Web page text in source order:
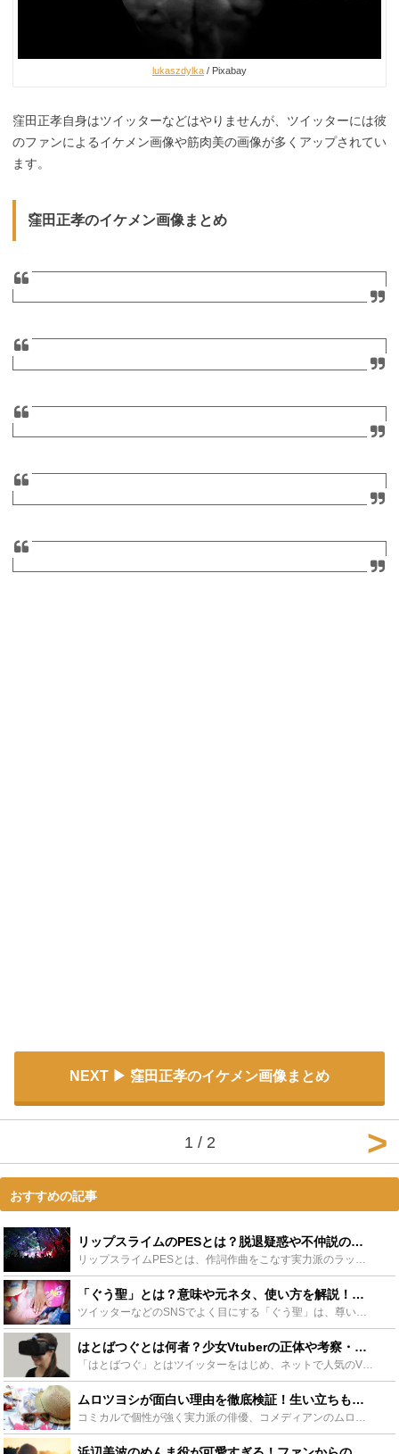
lukaszdylka / Pixabay
窪田正孝自身はツイッターなどはやりませんが、ツイッターには彼
のファンによるイケメン画像や筋肉美の画像が多くアップされてい
ます。
窪田正孝のイケメン画像まとめ
NEXT 窪田正孝のイケメン画像まとめ
1 / 2
おすすめの記事
リップスライムのPESとは？脱退疑惑や不仲説の真相、ツイッターの暴露発言 - Leisurego(レジャーゴー)
リップスライムPESとは、作詞作曲をこなす実力派のラッパーです。明るい歌声や刺青がよく話題になります。リップスライムのメンバーとは不仲説があり、活動停止を知らされていなかったとツイッターで発言してい...
「ぐう聖」とは？意味や元ネタ、使い方を解説！ぐう聖と呼ばれる人物も！ - Leisurego(レジャーゴー)
ツイッターなどのSNSでよく目にする「ぐう聖」は、尊いものに出会った表現方法として一般的に広まりつつあります。そんな「ぐう聖」には、じつは意外な誕生の由来がありました。ここでは、「ぐう聖」の使い方や...
はとばつぐとは何者？少女Vtuberの正体や考察・都市伝説など徹底紹介 - Leisurego(レジャーゴー)
「はとばつぐ」とはツイッターをはじめ、ネットで人気のVtuberです。これまでのVtuberとは違う独特な動画スタイルが特徴で、考察が考察を呼び一時期ツイッターのトレンドに上がるほど話題となりました...
ムロツヨシが面白い理由を徹底検証！生い立ちも影響？広すぎる交友関係も紹介 - Leisurego(レジャーゴー)
コミカルで個性が強く実力派の俳優、コメディアンのムロツヨシ。世間からも業界からも愛され親しまれているのには、人柄も役柄も面白いからと考えられます。今回はそんな面白いムロツヨシにスポットを当てて、本名...